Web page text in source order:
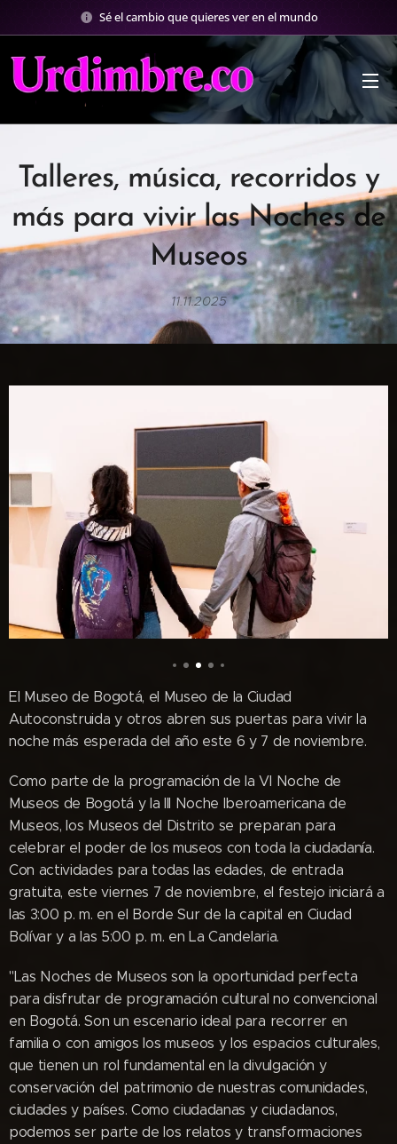
Sé el cambio que quieres ver en el mundo
Talleres, música, recorridos y
más para vivir las Noches de
Museos
11.11.2025
El Museo de Bogotá, el Museo de la Ciudad
Autoconstruida y otros abren sus puertas para vivir la
noche más esperada del año este 6 y 7 de noviembre.
Como parte de la programación de la VI Noche de
Museos de Bogotá y la III Noche Iberoamericana de
Museos, los Museos del Distrito se preparan para
celebrar el poder de los museos con toda la ciudadanía.
Con actividades para todas las edades, de entrada
gratuita, este viernes 7 de noviembre, el festejo iniciará a
las 3:00 p. m. en el Borde Sur de la capital en Ciudad
Bolívar y a las 5:00 p. m. en La Candelaria.
"Las Noches de Museos son la oportunidad perfecta
para disfrutar de programación cultural no convencional
en Bogotá. Son un escenario ideal para recorrer en
familia o con amigos los museos y los espacios culturales,
que tienen un rol fundamental en la divulgación y
conservación del patrimonio de nuestras comunidades,
ciudades y países. Como ciudadanas y ciudadanos,
podemos ser parte de los relatos y transformaciones